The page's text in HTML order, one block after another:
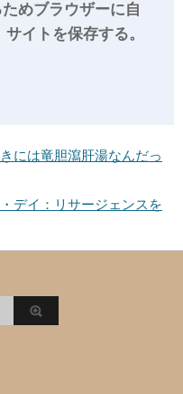
めブラウザーに自
イトを保存する。
には竜胆瀉肝湯なんだっ
デイ：リサージェンスを